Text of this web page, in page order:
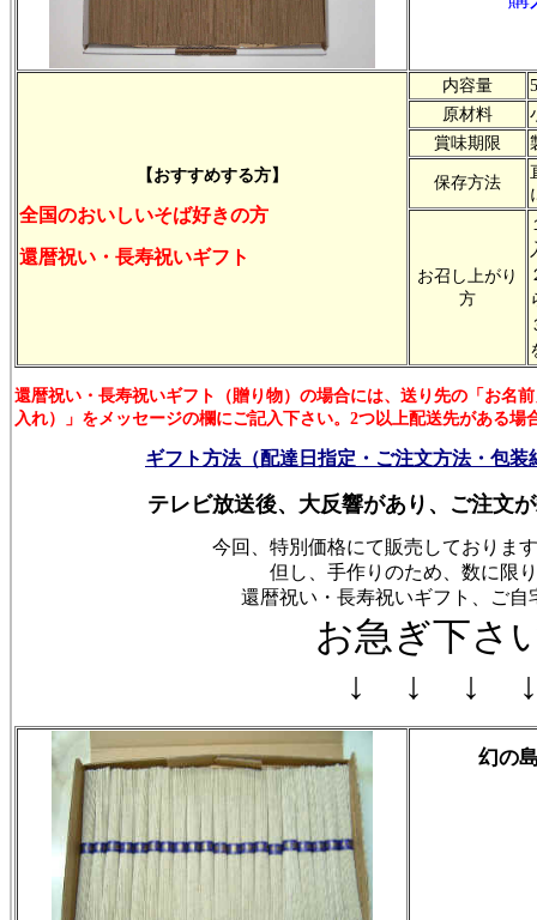
【おすすめする方】
全国のおいしいそば好きの方
還暦祝い・長寿祝いギフト
内容量
原材料
賞味期限
保存方法
お召し上がり
方
還暦祝い・長寿祝いギフト（贈り物）の場合には、送り先の「お名
入れ）」をメッセージの欄にご記入下さい。2つ以上配送先がある
ギフト方法（配達日指定・ご注文方法・包装
テレビ放送後、大反響があり、ご注文
今回、特別価格にて販売しておりま
但し、手作りのため、数に限
還暦祝い・長寿祝いギフト、ご自
お急ぎ下さ
↓ ↓ ↓
幻の